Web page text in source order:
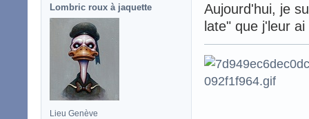
Lombric roux à jaquette
Lieu Genève
Aujourd'hui, je
late" que j'leur